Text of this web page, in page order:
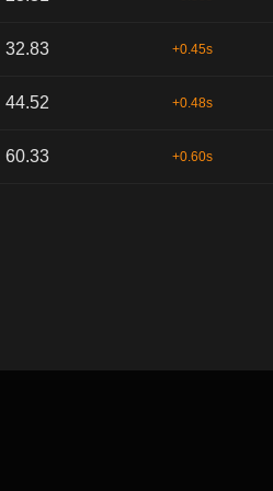
32.83 +0.45s
44.52 +0.48s
60.33 +0.60s